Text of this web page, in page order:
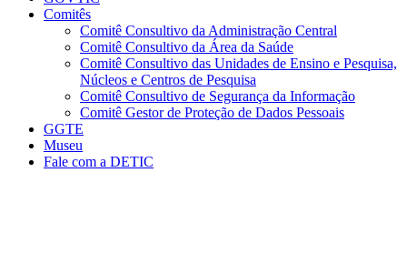
Comitês
Comitê Consultivo da Administração Central
Comitê Consultivo da Área da Saúde
Comitê Consultivo das Unidades de Ensino e Pesquisa,
Núcleos e Centros de Pesquisa
Comitê Consultivo de Segurança da Informação
Comitê Gestor de Proteção de Dados Pessoais
GGTE
Museu
Fale com a DETIC